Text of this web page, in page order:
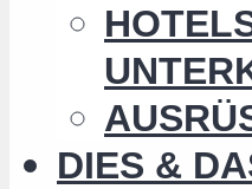
DIES &